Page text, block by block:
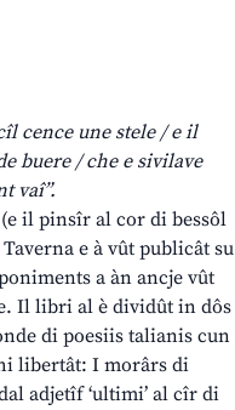
cence une stele / e il
buere / che e sivilave
vaî”.
il pinsîr al cor di bessôl
e à vût publicât su
a àn ancje vût
Il libri al è dividût in dôs
di poesiis talianis cun
libertât: I morârs di
adjetîf ‘ultimi’ al cîr di